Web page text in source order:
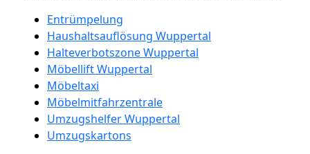
Entrümpelung
Haushaltsauflösung Wuppertal
Halteverbotszone Wuppertal
Möbellift Wuppertal
Möbeltaxi
Möbelmitfahrzentrale
Umzugshelfer Wuppertal
Umzugskartons